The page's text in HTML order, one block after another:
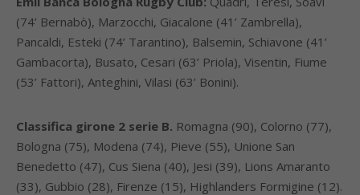
(74’ Bernabò), Marzocchi, Giacalone (41’ Zambrella),
Pancaldi, Esteki (74’ Tarantino), Balsemin, Schiavone (41’
Gambacorta), Busato, Cesari (63’ Priola), Visentin, Fiume
(53’ Fattori), Anteghini, Vilasi (63’ Bonini).
Classifica girone 2 serie B. Romagna (90), Colorno (77),
Bologna (75), Modena (74), Pieve (55), Unione San
Benedetto (47), Cus Siena (40), Jesi (39), Lions Amaranto
(33), Gubbio (28), Firenze (15), Highlanders Formigine (12).